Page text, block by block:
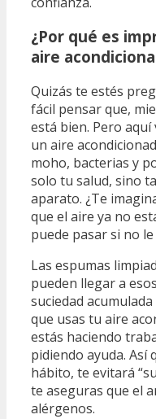
¿Por qué es
aire
Quizás te estés
fácil pensar que,
está bien. Pero
un aire
moho, bacterias y
solo tu salud, sino
aparato. ¿Te
que el aire ya no
puede pasar si no
Las espumas
pueden llegar a
suciedad
que usas tu aire
estás haciendo
pidiendo ayuda. Así
hábito, te evitará
te aseguras que el
alérgenos.